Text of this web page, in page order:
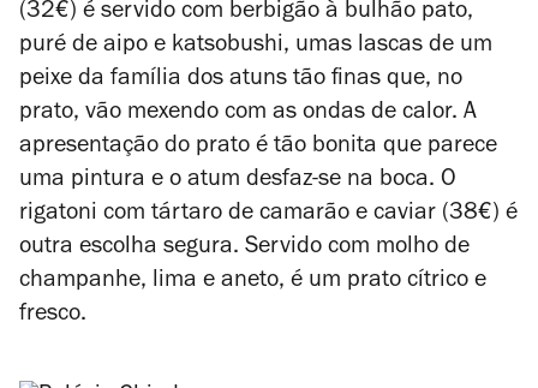
(32€) é servido com berbigão à bulhão pato,
puré de aipo e katsobushi, umas lascas de um
peixe da família dos atuns tão finas que, no
prato, vão mexendo com as ondas de calor. A
apresentação do prato é tão bonita que parece
uma pintura e o atum desfaz-se na boca. O
rigatoni com tártaro de camarão e caviar (38€) é
outra escolha segura. Servido com molho de
champanhe, lima e aneto, é um prato cítrico e
fresco.